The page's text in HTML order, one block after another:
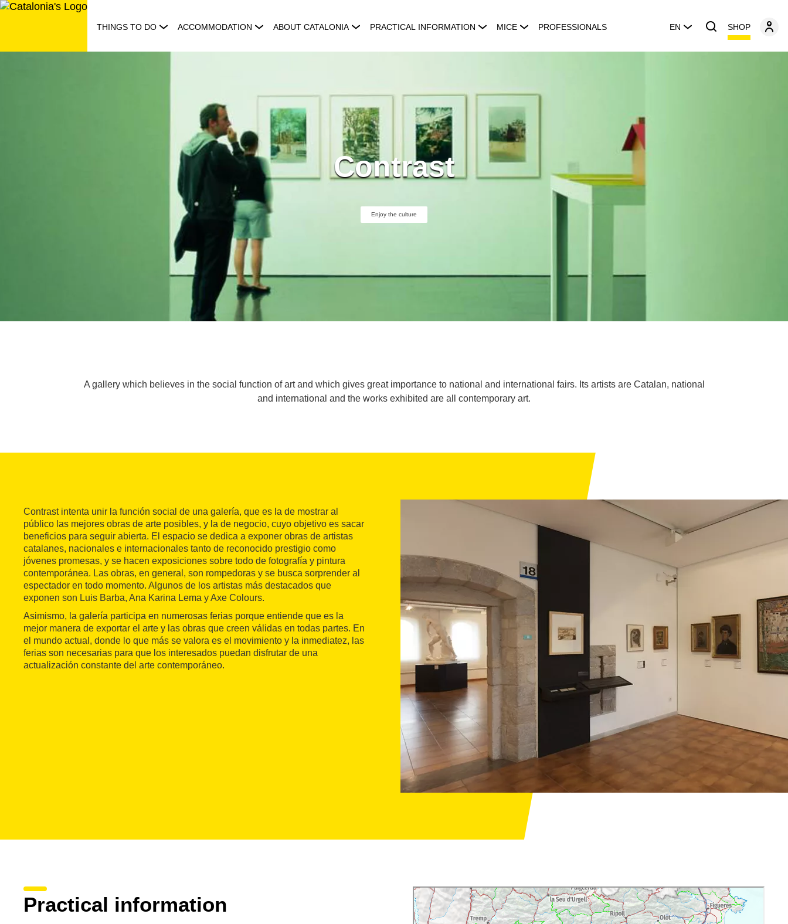
Skip
THINGS TO DO ACCOMMODATION ABOUT CATALONIA PRACTICAL INFORMATION MICE PROFESSIONALS EN SHOP
Contrast
Enjoy the culture
A gallery which believes in the social function of art and which gives great importance to national and international fairs. Its artists are Catalan, national
and international and the works exhibited are all contemporary art.
Contrast intenta unir la función social de una galería, que es la de mostrar al
público las mejores obras de arte posibles, y la de negocio, cuyo objetivo es sacar
beneficios para seguir abierta. El espacio se dedica a exponer obras de artistas
catalanes, nacionales e internacionales tanto de reconocido prestigio como
jóvenes promesas, y se hacen exposiciones sobre todo de fotografía y pintura
contemporánea. Las obras, en general, son rompedoras y se busca sorprender al
espectador en todo momento. Algunos de los artistas más destacados que
exponen son Luis Barba, Ana Karina Lema y Axe Colours.
Asimismo, la galería participa en numerosas ferias porque entiende que es la
mejor manera de exportar el arte y las obras que creen válidas en todas partes. En
el mundo actual, donde lo que más se valora es el movimiento y la inmediatez, las
ferias son necesarias para que los interesados puedan disfrutar de una
actualización constante del arte contemporáneo.
Practical information